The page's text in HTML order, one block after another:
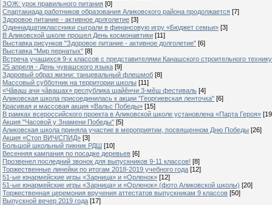
ЗОЖ: урок правильного питания [0]
Спартакиада работников образования Аликовского района продолжается [7]
Здоровое питание - активное долголетие [3]
Одиннадцатиклассники сыграли в финансовую игру «Бюджет семьи» [3]
В Аликовской школе прошел День космонавтики [11]
Выставка рисунков "Здоровое питание - активное долголетие" [6]
Выставка "Мир пернатых" [8]
Встреча учащихся 9-х классов с представителями Канашского строительного
25 апреля - День чувашского языка [9]
Здоровый образ жизни: танцевальный флешмоб [8]
Массовый субботник на территории школы [11]
«Чăваш ачи чăвашах» республика шайĕнчи 3-мĕш фестиваль [4]
Аликовская школа присоединилась к акции "Георгиевская ленточка" [6]
Красивая и массовая акция «Вальс Победы» [15]
В рамках всероссийского проекта в Аликовской школе установлена «Парта Героя»
Акция "Часовой у Знамени Победы" [5]
Аликовская школа приняла участие в мероприятии, посвященном Дню Победы [26]
Акция «Стоп ВИЧ/СПИД» [3]
Большой школьный пикник РДШ [10]
Весенняя кампания по посадке деревьев [6]
Прозвенел последний звонок для выпускников 9-11 классов! [8]
Торжественные линейки по итогам 2018-2019 учебного года [12]
51-ые юнармейские игры «Зарница» и «Орленок» [12]
51-ые юнармейские игры «Зарница» и «Орленок» (фото Аликовской школы) [20]
Торжественная церемония вручения аттестатов выпускникам 9 классов [50]
Выпускной вечер 2019 года [17]